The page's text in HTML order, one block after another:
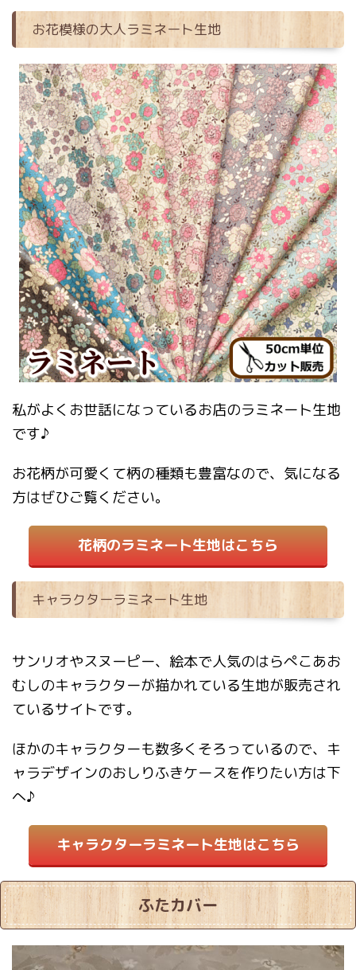
お花模様の大人ラミネート生地
私がよくお世話になっているお店のラミネート生地
です♪
お花柄が可愛くて柄の種類も豊富なので、気になる
方はぜひご覧ください。
花柄のラミネート生地はこちら
キャラクターラミネート生地
サンリオやスヌーピー、絵本で人気のはらぺこあお
むしのキャラクターが描かれている生地が販売され
ているサイトです。
ほかのキャラクターも数多くそろっているので、キ
ャラデザインのおしりふきケースを作りたい方は下
へ♪
キャラクターラミネート生地はこちら
ふたカバー